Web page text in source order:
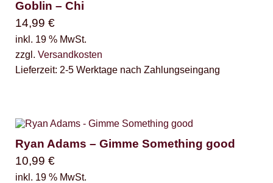
Goblin – Chi
14,99 €
inkl. 19 % MwSt.
zzgl. Versandkosten
Lieferzeit: 2-5 Werktage nach Zahlungseingang
Ryan Adams – Gimme Something good
10,99 €
inkl. 19 % MwSt.